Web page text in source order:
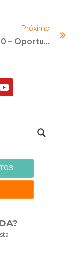
Próximo
Web 3.0 – Oportunidades Para Os Profissionais Jurídico E De Compliance